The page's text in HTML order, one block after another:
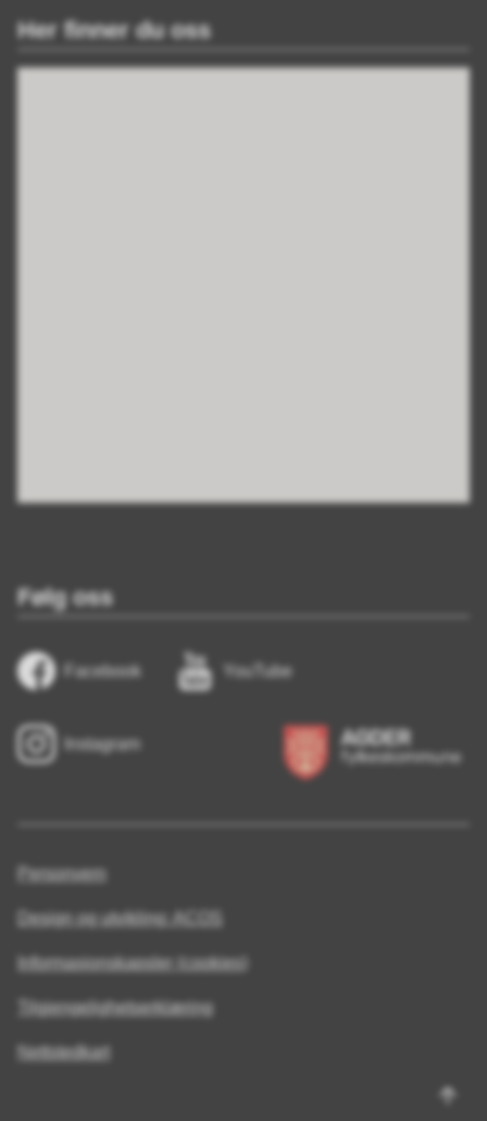
Her finner du oss
Følg oss
Facebook YouTube
Instagram
Personvern
Design og utvikling: ACOS
Informasjonskapsler (cookies)
Tilgjengelighetserklæring
Nettstedkart
Til